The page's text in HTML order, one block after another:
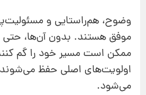
وضوح، هم‌راستایی و
موفق هستند. بدون آن‌ها، حتی
ممکن است مسیر خود را گم
اولویت‌های اصلی حفظ
می‌شود.